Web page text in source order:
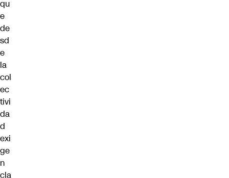
qu
e
de
sd
e
la
col
ec
tivi
da
d
exi
ge
n
cla